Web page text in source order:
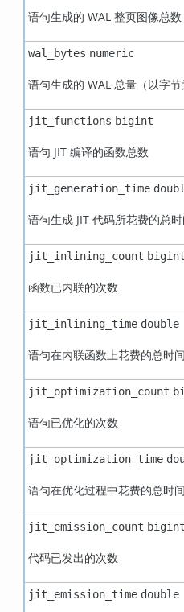
语句生成的 WAL 整页图像总数
wal_bytes numeric
语句生成的 WAL 总量（以字节
jit_functions bigint
语句 JIT 编译的函数总数
jit_generation_time
语句生成 JIT 代码所花费的总
jit_inlining_count bigint
函数已内联的次数
jit_inlining_time
语句在内联函数上花费的总时
jit_optimization_count
语句已优化的次数
jit_optimization_time
语句在优化过程中花费的总时
jit_emission_count bigint
代码已发出的次数
jit_emission_time